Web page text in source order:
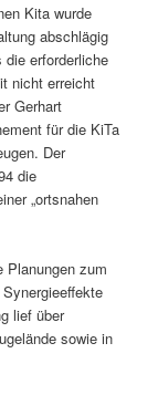
Kita wurde
abschlägig
erforderliche
nicht erreicht
Gerhart
für die KiTa
Der
die
„ortsnahen
Planungen zum
lief über
sowie in